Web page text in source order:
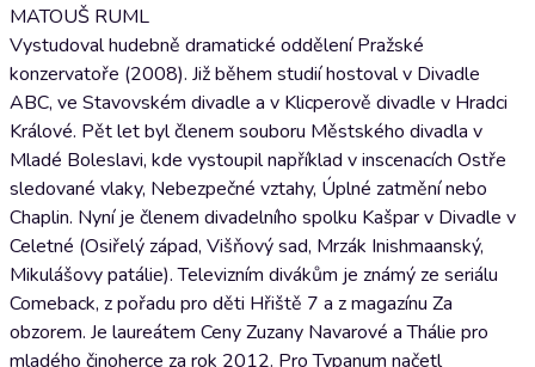
MATOUŠ RUML
Vystudoval hudebně dramatické oddělení Pražské
konzervatoře (2008). Již během studií hostoval v Divadle
ABC, ve Stavovském divadle a v Klicperově divadle v Hradci
Králové. Pět let byl členem souboru Městského divadla v
Mladé Boleslavi, kde vystoupil například v inscenacích Ostře
sledované vlaky, Nebezpečné vztahy, Úplné zatmění nebo
Chaplin. Nyní je členem divadelního spolku Kašpar v Divadle v
Celetné (Osiřelý západ, Višňový sad, Mrzák Inishmaanský,
Mikulášovy patálie). Televizním divákům je známý ze seriálu
Comeback, z pořadu pro děti Hřiště 7 a z magazínu Za
obzorem. Je laureátem Ceny Zuzany Navarové a Thálie pro
mladého činoherce za rok 2012. Pro Typanum načetl